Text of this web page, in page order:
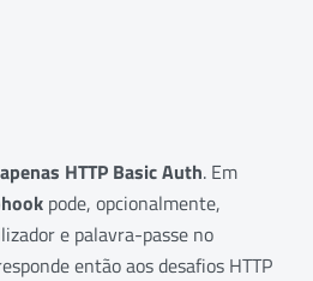
apenas HTTP Basic Auth. Em
pode, opcionalmente,
e palavra-passe no
então aos desafios HTTP